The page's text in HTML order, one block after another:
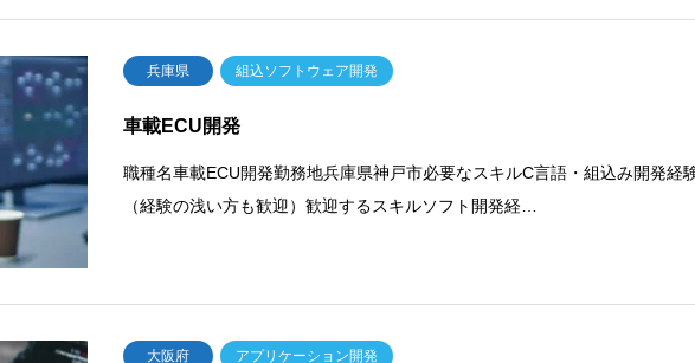
兵庫県 組込ソフトウェア開発
車載ECU開発
職種名車載ECU開発勤務地兵庫県神戸市必要なスキルC言語・組込み開発経
（経験の浅い方も歓迎）歓迎するスキルソフト開発経…
大阪府 アプリケーション開発